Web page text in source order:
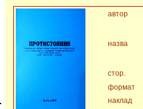
автор
назва
стор.
формат
наклад